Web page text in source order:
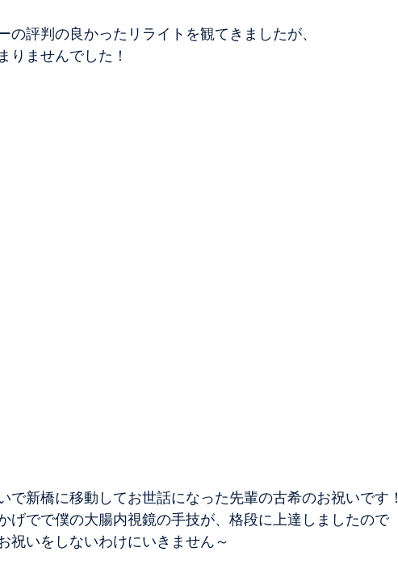
の評判の良かったリライトを観てきましたが、
りませんでした！
で新橋に移動してお世話になった先輩の古希のお祝いです！
げでで僕の大腸内視鏡の手技が、格段に上達しましたので
祝いをしないわけにいきません～